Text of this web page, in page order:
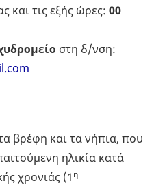
και τις εξής ώρες: 00
στη δ/νση:
βρέφη και τα νήπια, που
ηλικία κατά
χρονιάς (1 η